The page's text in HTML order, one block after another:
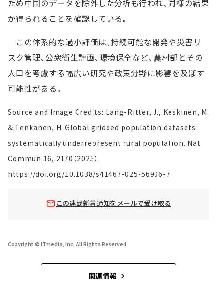
ため中国のデータを除外した分析も行われ、同様の結果
が得られることを確認している。
この体系的な過小評価は、持続可能な開発や災害リ
スク管理、公衆衛生計画、環境保全など、農村部とその
人口を考慮する幅広い研究や政策分野に影響を及ぼす
可能性がある。
Source and Image Credits: Lang-Ritter, J., Keskinen, M.
& Tenkanen, H. Global gridded population datasets
systematically underrepresent rural population. Nat
Commun 16, 2170（2025）.
https://doi.org/10.1038/s41467-025-56906-7
この連載新着通知をメールで受け取る
Copyright © ITmedia, Inc. All Rights Reserved.
関連情報